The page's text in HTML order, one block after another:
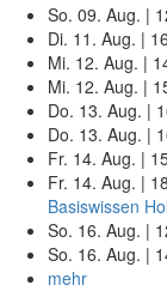
So. 09. Aug. |
Di. 11. Aug. |
Mi. 12. Aug. |
Mi. 12. Aug. |
Do. 13. Aug. |
Do. 13. Aug. |
Fr. 14. Aug. |
Fr. 14. Aug. |
Basiswissen
So. 16. Aug. |
So. 16. Aug. |
mehr